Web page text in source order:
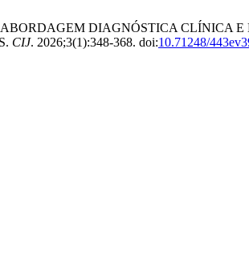
DIAGNÓSTICA CLÍNICA
CIJ. 2026;3(1):348-368. doi:10.71248/